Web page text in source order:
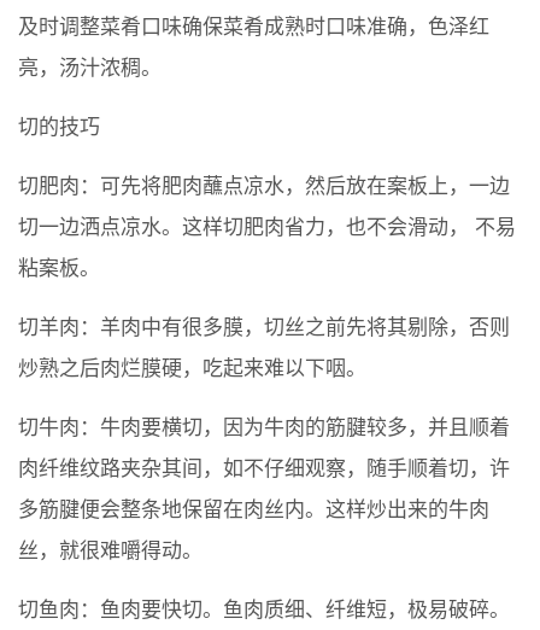
及时调整菜肴口味确保菜肴成熟时口味准确，色泽红
亮，汤汁浓稠。
切的技巧
切肥肉：可先将肥肉蘸点凉水，然后放在案板上，一边
切一边洒点凉水。这样切肥肉省力，也不会滑动， 不易
粘案板。
切羊肉：羊肉中有很多膜，切丝之前先将其剔除，否则
炒熟之后肉烂膜硬，吃起来难以下咽。
切牛肉：牛肉要横切，因为牛肉的筋腱较多，并且顺着
肉纤维纹路夹杂其间，如不仔细观察，随手顺着切，许
多筋腱便会整条地保留在肉丝内。这样炒出来的牛肉
丝，就很难嚼得动。
切鱼肉：鱼肉要快切。鱼肉质细、纤维短，极易破碎。